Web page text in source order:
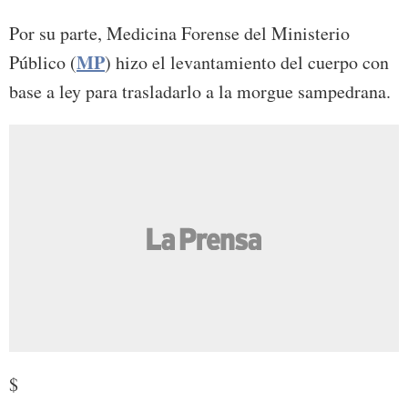
Por su parte, Medicina Forense del Ministerio
Público (MP) hizo el levantamiento del cuerpo con
base a ley para trasladarlo a la morgue sampedrana.
$